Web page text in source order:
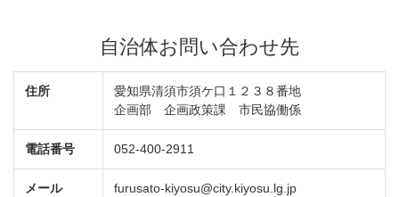
自治体お問い合わせ先
住所
愛知県清須市須ケ口１２３８番地
企画部 企画政策課 市民協働係
電話番号 052-400-2911
メール
furusato-kiyosu@city.kiyosu.lg.jp